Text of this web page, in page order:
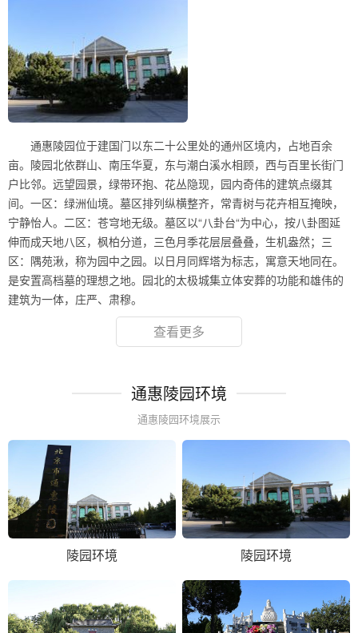
通惠陵园位于建国门以东二十公里处的通州区境内，占地百余
亩。陵园北依群山、南压华夏，东与潮白溪水相顾，西与百里长街门
户比邻。远望园景，绿带环抱、花丛隐现，园内奇伟的建筑点缀其
间。一区：绿洲仙境。墓区排列纵横整齐，常青树与花卉相互掩映，
宁静怡人。二区：苍穹地无级。墓区以“八卦台“为中心，按八卦图延
伸而成天地八区，枫柏分道，三色月季花层层叠叠，生机盎然；三
区：隅苑湫，称为园中之园。以日月同辉塔为标志，寓意天地同在。
是安置高档墓的理想之地。园北的太极城集立体安葬的功能和雄伟的
建筑为一体，庄严、肃穆。
查看更多
通惠陵园环境
通惠陵园环境展示
陵园环境 陵园环境